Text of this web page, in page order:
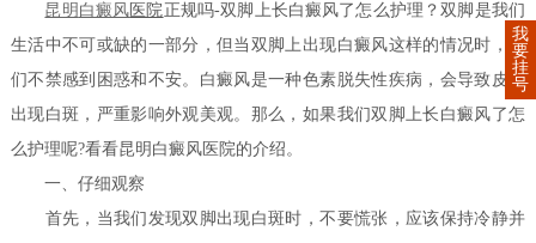
昆明 白癜风 医院正规吗-双脚上长白癜风了怎么护理？双脚是我们
生活中不可或缺的一部分，但当双脚上出现白癜风这样的情况时，我
们不禁感到困惑和不安。白癜风是一种色素脱失性疾病，会导致皮肤
出现白斑，严重影响外观美观。那么，如果我们双脚上长白癜风了怎
么护理呢?看看昆明白癜风医院的介绍。
一、仔细观察
首先，当我们发现双脚出现白斑时，不要慌张，应该保持冷静并
我
要
挂
号